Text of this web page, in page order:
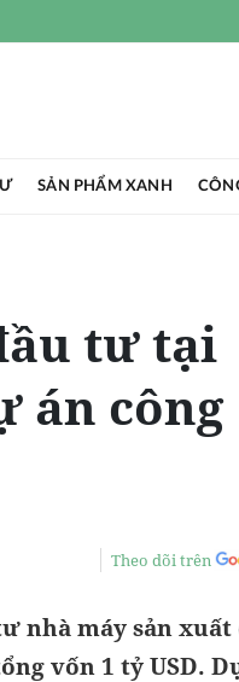
SẢN PHẨM XANH
tư tại
án công
Theo dõi trên
nhà máy sản xuất
vốn 1 tỷ USD.